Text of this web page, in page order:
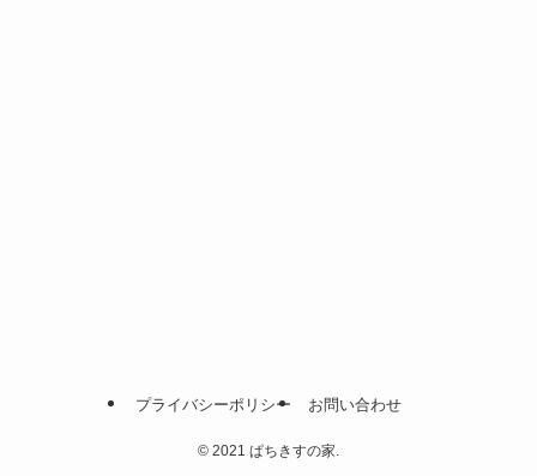
プライバシーポリシー お問い合わせ
© 2021 ぱちきすの家.